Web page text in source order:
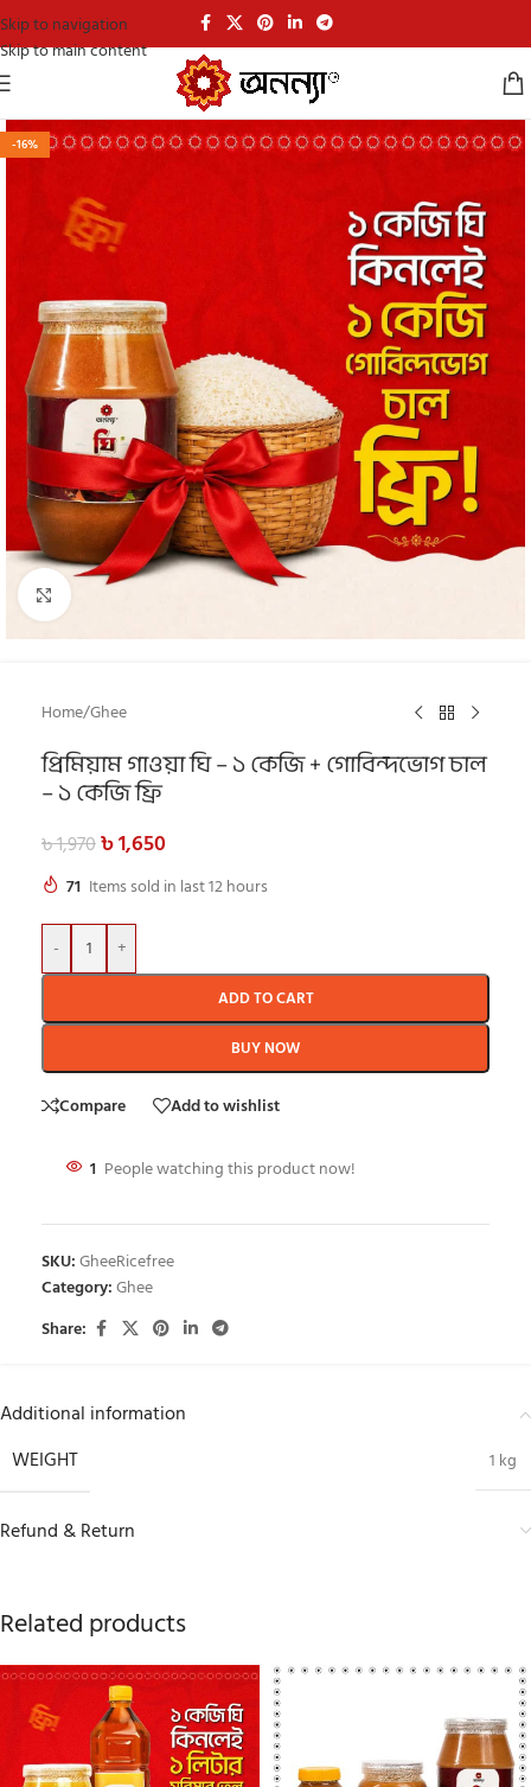
Skip to navigation
Skip to main content
-16%
Click to enlarge
Home/Ghee
প্রিমিয়াম গাওয়া ঘি – ১ কেজি + গোবিন্দভোগ চাল
– ১ কেজি ফ্রি
৳1,970৳1,650
71 Items sold in last 12 hours
- +
ADD TO CART
BUY NOW
Compare Add to wishlist
1 People watching this product now!
SKU:GheeRicefree
Category:Ghee
Share:
Additional information
WEIGHT
1 kg
Refund & Return
Related products